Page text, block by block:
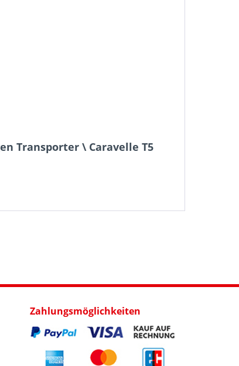
Transporter \ Caravelle T5
Zahlungsmöglichkeiten